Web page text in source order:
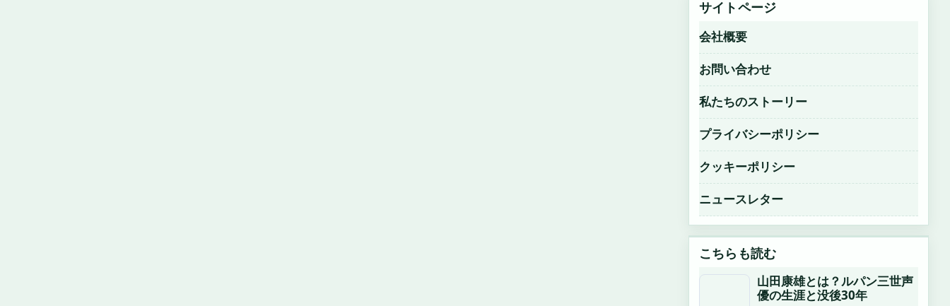
サイトページ
会社概要
お問い合わせ
私たちのストーリー
プライバシーポリシー
クッキーポリシー
ニュースレター
こちらも読む
山田康雄とは？ルパン三世声
優の生涯と没後30年